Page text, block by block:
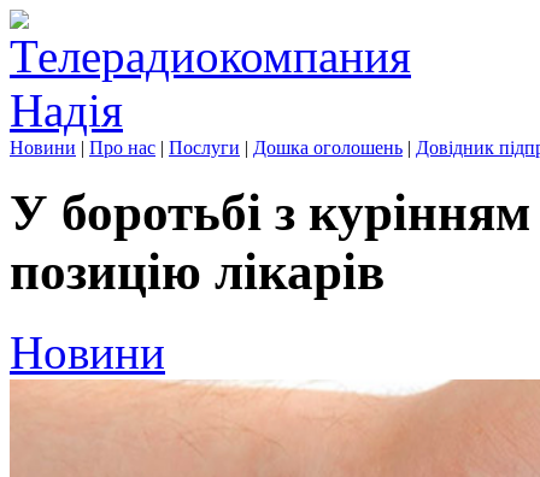
Новини | Про нас | Послуги | Дошка оголошень | Довідник
У боротьбі з
позицію лікарів
Новини